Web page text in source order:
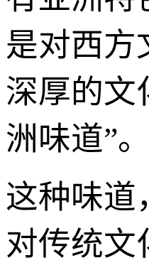
是对西方
深厚的文
洲味道”。
这种味道
对传统文